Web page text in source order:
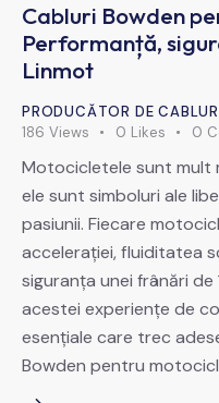
Cabluri Bowden
Performanță,
Linmot
PRODUCĂTOR DE
186 Views 0 Likes 0
Motocicletele sunt mult
ele sunt simboluri ale
pasiunii. Fiecare
accelerației, fluiditatea
siguranța unei frânări
acestei experiențe de
esențiale care trec
Bowden pentru